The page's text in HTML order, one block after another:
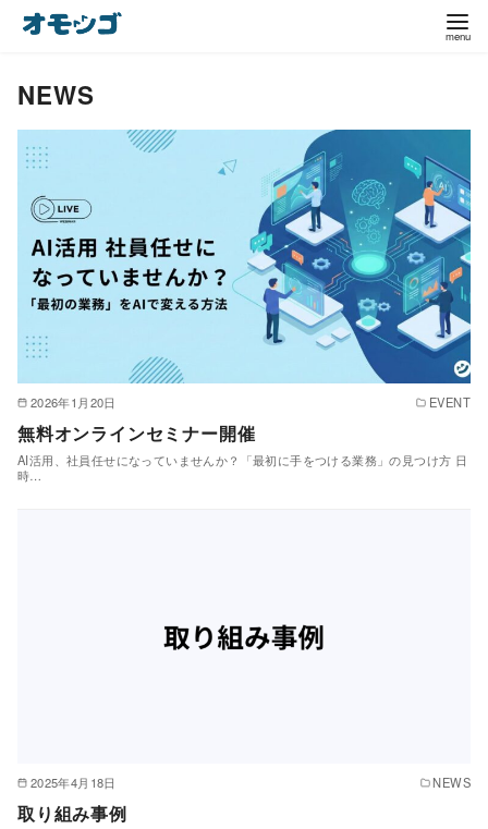
NEWS
2026年1月20日 EVENT
無料オンラインセミナー開催
AI活用、社員任せになっていませんか？「最初に手をつける業務」の見つけ方 日
時…
2025年4月18日 NEWS
取り組み事例